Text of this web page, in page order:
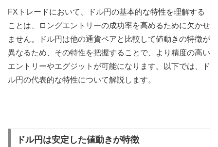
FX トレードにおいて、ドル円の基本的な特性を理解する
ことは、ロングエントリーの成功率を高めるために欠かせ
ません。ドル円は他の通貨ペアと比較して値動きの特徴が
異なるため、その特性を把握することで、より精度の高い
エントリーやエグジットが可能になります。以下では、ド
ル円の代表的な特性について解説します。
ドル円は安定した値動きが特徴